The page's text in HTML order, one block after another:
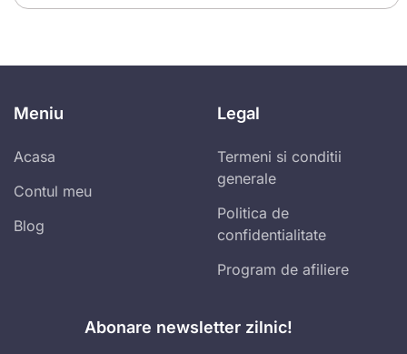
Meniu
Acasa
Contul meu
Blog
Legal
Termeni si conditii
generale
Politica de
confidentialitate
Program de afiliere
Abonare newsletter zilnic!